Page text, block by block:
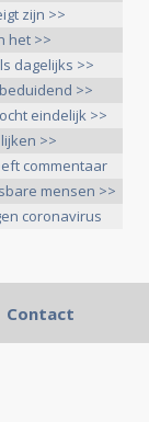
zijn >>
het >>
dagelijks >>
>>
eindelijk >>
>>
commentaar
mensen >>
coronavirus
Contact